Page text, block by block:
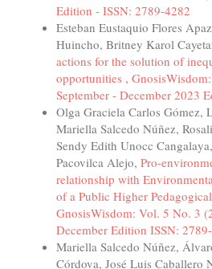
Edition - ISSN: 2789-4282
Esteban Eustaquio Flores
Huincho, Britney Karol
actions for the solution of
opportunities ,
September - December 2023
Olga Graciela Carlos Gómez,
Mariella Salcedo Núñez,
Sendy Edith Unocc
Pacovilca Alejo, Pro-
relationship with
of a Public Higher
GnosisWisdom: Vol. 5 No. 3
December Edition ISSN:
Mariella Salcedo Núñez,
Córdova, José Luis Caballero